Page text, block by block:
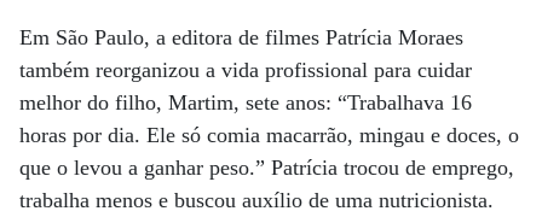
Em São Paulo, a editora de filmes Patrícia Moraes
também reorganizou a vida profissional para cuidar
melhor do filho, Martim, sete anos: “Trabalhava 16
horas por dia. Ele só comia macarrão, mingau e doces, o
que o levou a ganhar peso.” Patrícia trocou de emprego,
trabalha menos e buscou auxílio de uma nutricionista.